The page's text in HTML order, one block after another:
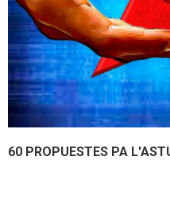
60 PROPUESTES PA